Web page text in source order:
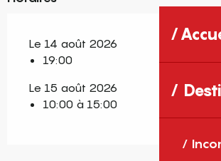
Le 14 août 2026
19:00
Le 15 août 2026
10:00 à 15:00